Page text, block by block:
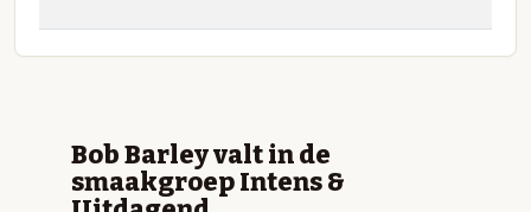
Bob Barley valt in de
smaakgroep Intens &